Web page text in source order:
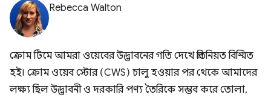
Rebecca Walton
ক্রোম টিমে আমরা ওয়েবের উদ্ভাবনের গতি দেখে প্রতিনিয়ত বিস্মিত
হই। ক্রোম ওয়েব স্টোর (CWS) চালু হওয়ার পর থেকে আমাদের
লক্ষ্য ছিল উদ্ভাবনী ও দরকারি পণ্য তৈরিকে সম্ভব করে তোলা,